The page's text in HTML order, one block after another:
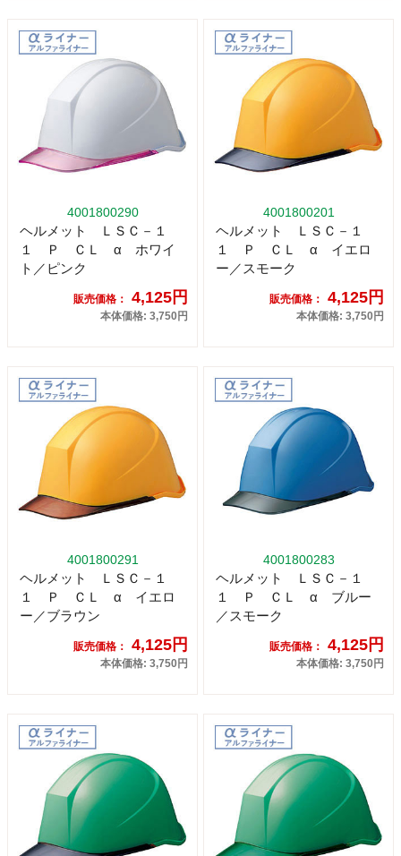
4001800290
ヘルメット ＬＳＣ－１
１ Ｐ ＣＬ α ホワイ
ト／ピンク
販売価格： 4,125円
本体価格: 3,750円
4001800201
ヘルメット ＬＳＣ－１
１ Ｐ ＣＬ α イエロ
ー／スモーク
販売価格： 4,125円
本体価格: 3,750円
4001800291
ヘルメット ＬＳＣ－１
１ Ｐ ＣＬ α イエロ
ー／ブラウン
販売価格： 4,125円
本体価格: 3,750円
4001800283
ヘルメット ＬＳＣ－１
１ Ｐ ＣＬ α ブルー
／スモーク
販売価格： 4,125円
本体価格: 3,750円